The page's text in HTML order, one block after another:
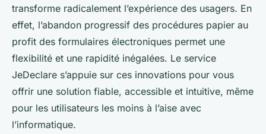
transforme radicalement l’expérience des usagers. En
effet, l’abandon progressif des procédures papier au
profit des formulaires électroniques permet une
flexibilité et une rapidité inégalées. Le service
JeDeclare s’appuie sur ces innovations pour vous
offrir une solution fiable, accessible et intuitive, même
pour les utilisateurs les moins à l’aise avec
l’informatique.